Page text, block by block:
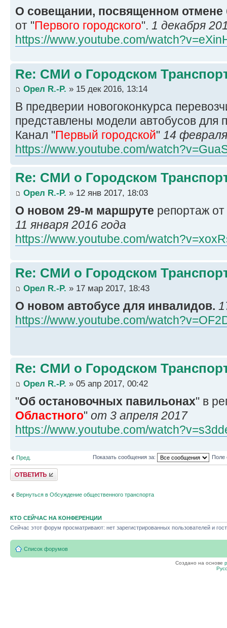
О совещании, посвященном
от "Первого городского". 1 декабря
https://www.youtube.com/
Re: СМИ о Городском
Орел R.-P. » 15 дек 2016, 13:14
В предверии новогоконкурса
представлены модели автобусов для
Канал "Первый городской" 14
https://www.youtube.com/
Re: СМИ о Городском
Орел R.-P. » 12 янв 2017, 18:03
О новом 29-м маршруте репортаж от
11 января 2016 года
https://www.youtube.com/
Re: СМИ о Городском
Орел R.-P. » 17 мар 2017, 18:43
О новом автобусе для инвалидов.
https://www.youtube.com/
Re: СМИ о Городском
Орел R.-P. » 05 апр 2017, 00:42
"Об остановочных павильонах" в
Областного" от 3 апреля 2017
https://www.youtube.com/
Пред. Показать сообщения за: Поле
Ответить
Вернуться в Обсуждение общественного транспорта
КТО СЕЙЧАС НА КОНФЕРЕНЦИИ
Сейчас этот форум просматривают: нет зарегистрированных пользователей и
Список форумов
Создано на основе